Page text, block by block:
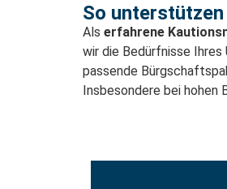
So
Als erfahrene
wir die Bedürfnisse
passende
Insbesondere bei hohen